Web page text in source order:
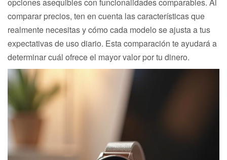
comparar precios, ten en cuenta las características que
realmente necesitas y cómo cada modelo se ajusta a tus
expectativas de uso diario. Esta comparación te ayudará a
determinar cuál ofrece el mayor valor por tu dinero.